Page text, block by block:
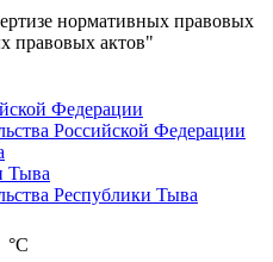
нормативных правовых
правовых актов"
Федерации
Российской Федерации
Тыва
Республики Тыва
°C